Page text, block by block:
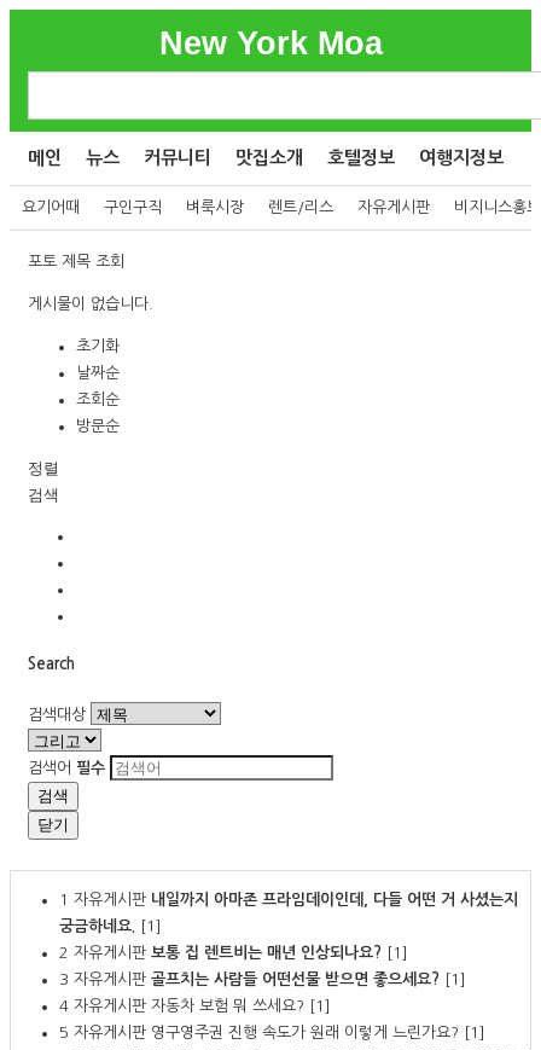
New York Moa
메인 뉴스 커뮤니티 맛집소개 호텔정보 여행지정보
요기어때 구인구직 벼룩시장 렌트/리스 자유게시판 비지니스홍보
포토 제목 조회
게시물이 없습니다.
초기화
날짜순
조회순
방문순
정렬
검색
Search
검색대상
검색어 필수
검색
닫기
1 자유게시판 내일까지 아마존 프라임데이인데, 다들 어떤 거 사셨는지
궁금하네요.
[1]
2 자유게시판 보통 집 렌트비는 매년 인상되나요?
[1]
3 자유게시판 골프치는 사람들 어떤선물 받으면 좋으세요?
[1]
4 자유게시판 자동차 보험 뭐 쓰세요?
[1]
5 자유게시판 영구영주권 진행 속도가 원래 이렇게 느린가요?
[1]